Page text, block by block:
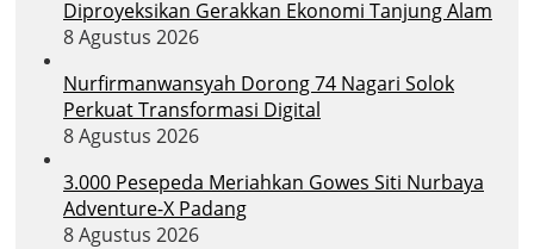
Diproyeksikan Gerakkan Ekonomi Tanjung Alam
8 Agustus 2026
Nurfirmanwansyah Dorong 74 Nagari Solok
Perkuat Transformasi Digital
8 Agustus 2026
3.000 Pesepeda Meriahkan Gowes Siti Nurbaya
Adventure-X Padang
8 Agustus 2026